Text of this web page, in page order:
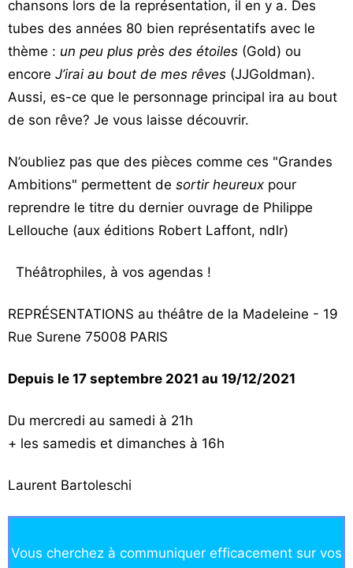
chansons lors de la représentation, il en y a. Des
tubes des années 80 bien représentatifs avec le
thème : un peu plus près des étoiles (Gold) ou
encore J’irai au bout de mes rêves (JJGoldman).
Aussi, es-ce que le personnage principal ira au bout
de son rêve? Je vous laisse découvrir.
N’oubliez pas que des pièces comme ces "Grandes
Ambitions" permettent de sortir heureux pour
reprendre le titre du dernier ouvrage de Philippe
Lellouche (aux éditions Robert Laffont, ndlr)
Théâtrophiles, à vos agendas !
REPRÉSENTATIONS au théâtre de la Madeleine - 19
Rue Surene 75008 PARIS
Depuis le 17 septembre 2021 au 19/12/2021
Du mercredi au samedi à 21h
+ les samedis et dimanches à 16h
Laurent Bartoleschi
Vous cherchez à communiquer efficacement sur vos